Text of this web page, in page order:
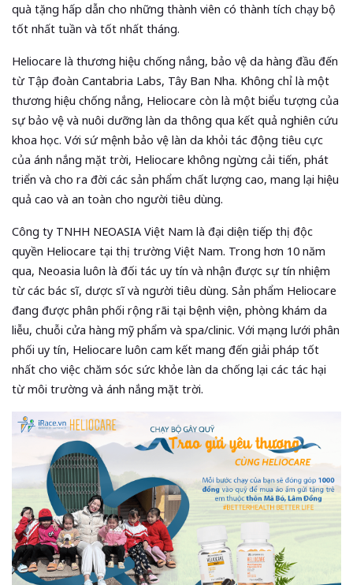
quà tặng hấp dẫn cho những thành viên có thành tích chạy bộ
tốt nhất tuần và tốt nhất tháng.
Heliocare là thương hiệu chống nắng, bảo vệ da hàng đầu đến
từ Tập đoàn Cantabria Labs, Tây Ban Nha. Không chỉ là một
thương hiệu chống nắng, Heliocare còn là một biểu tượng của
sự bảo vệ và nuôi dưỡng làn da thông qua kết quả nghiên cứu
khoa học. Với sứ mệnh bảo vệ làn da khỏi tác động tiêu cực
của ánh nắng mặt trời, Heliocare không ngừng cải tiến, phát
triển và cho ra đời các sản phẩm chất lượng cao, mang lại hiệu
quả cao và an toàn cho người tiêu dùng.
Công ty TNHH NEOASIA Việt Nam là đại diện tiếp thị độc
quyền Heliocare tại thị trường Việt Nam. Trong hơn 10 năm
qua, Neoasia luôn là đối tác uy tín và nhận được sự tín nhiệm
từ các bác sĩ, dược sĩ và người tiêu dùng. Sản phẩm Heliocare
đang được phân phối rộng rãi tại bệnh viện, phòng khám da
liễu, chuỗi cửa hàng mỹ phẩm và spa/clinic. Với mạng lưới phân
phối uy tín, Heliocare luôn cam kết mang đến giải pháp tốt
nhất cho việc chăm sóc sức khỏe làn da chống lại các tác hại
từ môi trường và ánh nắng mặt trời.